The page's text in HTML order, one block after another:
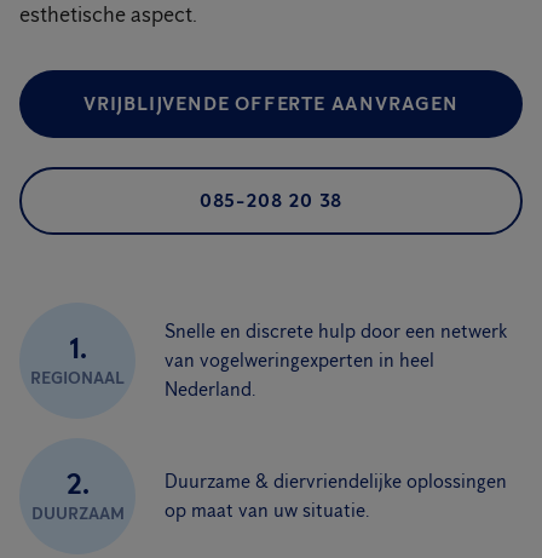
esthetische aspect.
VRIJBLIJVENDE OFFERTE AANVRAGEN
085-208 20 38
1.
REGIONAAL
Snelle en discrete hulp door een netwerk
van vogelweringexperten in heel
Nederland.
2.
DUURZAAM
Duurzame & diervriendelijke oplossingen
op maat van uw situatie.